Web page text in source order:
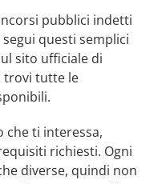
pubblici indetti
segui questi semplici
sito ufficiale di
trovi tutte le
che ti interessa,
richiesti. Ogni
diverse, quindi non